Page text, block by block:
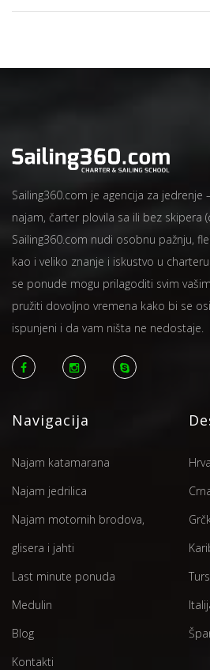
Sailing360.com je agencija za jedrenje
najam, čarter plovila sa ili bez skipera
Sailing360.com nudi osobnu pažnju,
kao i veliko znanje i iskustvo u
se ponude mogu prilagoditi svim
pružiti dovoljno vremena kako bi se
ispunjeni i da vam ništa ne nedostaje.
Navigacija
Najam katamarana
Najam jedrilica
Najam motornih brodova,
glisera i jahti
Last minute ponuda
Medulin
Blog
Kontakti